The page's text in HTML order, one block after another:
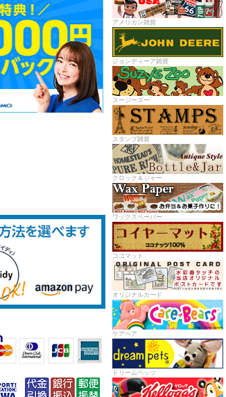
アメリカン雑貨
ジョンディーア雑貨
スージーズー
スタンプ雑貨
クロック＆ジャー
ワックスペーパー
ココマット
オリジナルカード
ケアベア
ドリームペッツ